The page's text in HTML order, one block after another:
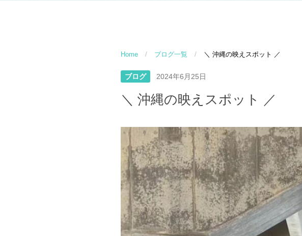
Home / ブログ一覧 / ＼ 沖縄の映えスポット ／
ブログ 2024年6月25日
＼ 沖縄の映えスポット ／